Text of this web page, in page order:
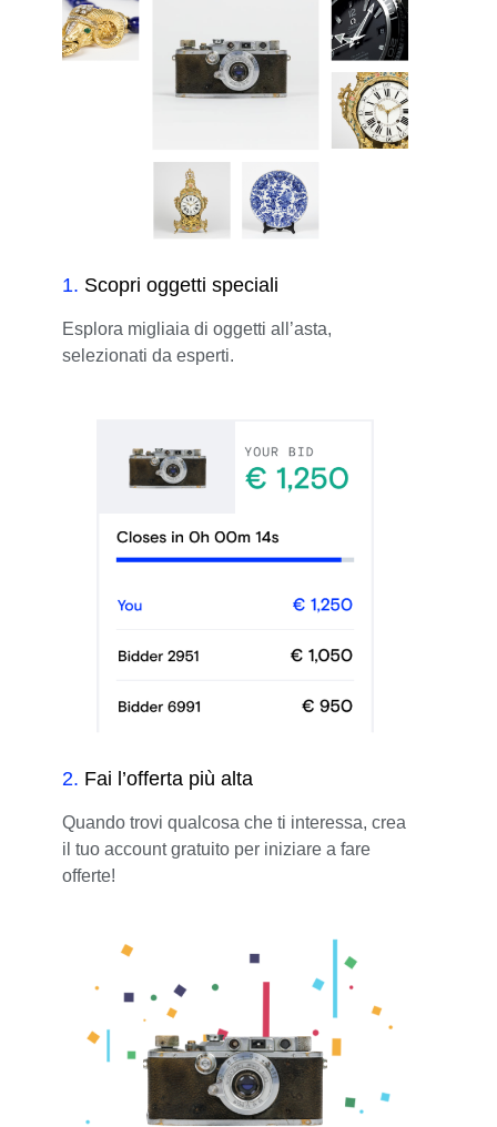
1. Scopri oggetti speciali
Esplora migliaia di oggetti all’asta,
selezionati da esperti.
2. Fai l’offerta più alta
Quando trovi qualcosa che ti interessa, crea
il tuo account gratuito per iniziare a fare
offerte!